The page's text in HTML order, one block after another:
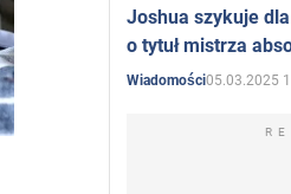
Joshua szykuje
o tytuł mistrza
Wiadomości05.03.2025